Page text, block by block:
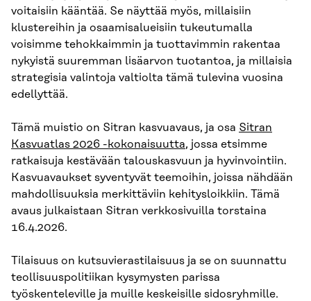
voitaisiin kääntää. Se näyttää myös, millaisiin
klustereihin ja osaamisalueisiin tukeutumalla
voisimme tehokkaimmin ja tuottavimmin rakentaa
nykyistä suuremman lisäarvon tuotantoa, ja millaisia
strategisia valintoja valtiolta tämä tulevina vuosina
edellyttää.
Tämä muistio on Sitran kasvuavaus, ja osa Sitran
Kasvuatlas 2026 -kokonaisuutta, jossa etsimme
ratkaisuja kestävään talouskasvuun ja hyvinvointiin.
Kasvuavaukset syventyvät teemoihin, joissa nähdään
mahdollisuuksia merkittäviin kehitysloikkiin. Tämä
avaus julkaistaan Sitran verkkosivuilla torstaina
16.4.2026.
Tilaisuus on kutsuvierastilaisuus ja se on suunnattu
teollisuuspolitiikan kysymysten parissa
työskenteleville ja muille keskeisille sidosryhmille.